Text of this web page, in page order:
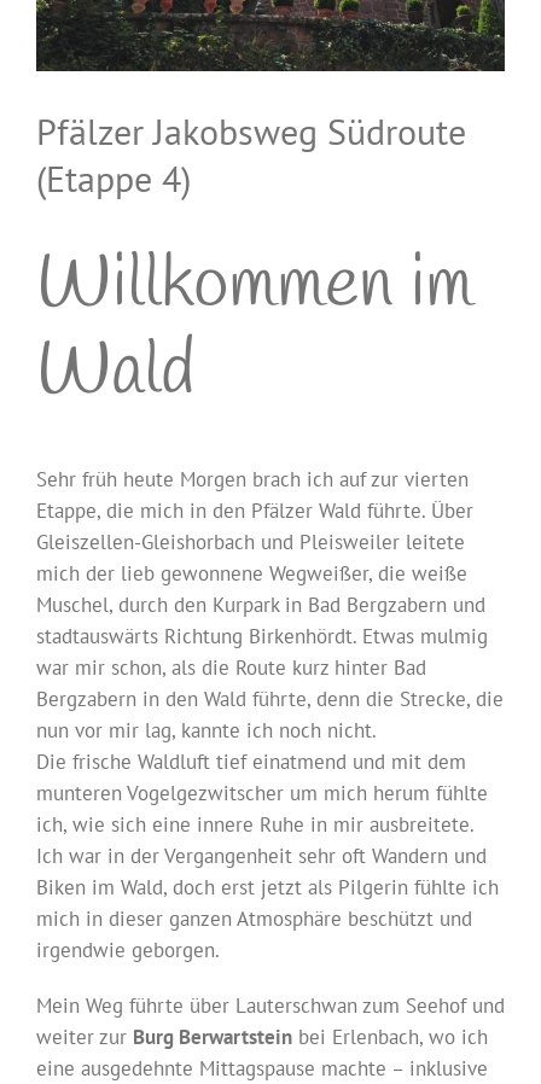
Pfälzer Jakobsweg Südroute
(Etappe 4)
Willkommen im
Wald
Sehr früh heute Morgen brach ich auf zur vierten
Etappe, die mich in den Pfälzer Wald führte. Über
Gleiszellen-Gleishorbach und Pleisweiler leitete
mich der lieb gewonnene Wegweißer, die weiße
Muschel, durch den Kurpark in Bad Bergzabern und
stadtauswärts Richtung Birkenhördt. Etwas mulmig
war mir schon, als die Route kurz hinter Bad
Bergzabern in den Wald führte, denn die Strecke, die
nun vor mir lag, kannte ich noch nicht.
Die frische Waldluft tief einatmend und mit dem
munteren Vogelgezwitscher um mich herum fühlte
ich, wie sich eine innere Ruhe in mir ausbreitete.
Ich war in der Vergangenheit sehr oft Wandern und
Biken im Wald, doch erst jetzt als Pilgerin fühlte ich
mich in dieser ganzen Atmosphäre beschützt und
irgendwie geborgen.
Mein Weg führte über Lauterschwan zum Seehof und
weiter zur Burg Berwartstein bei Erlenbach, wo ich
eine ausgedehnte Mittagspause machte – inklusive